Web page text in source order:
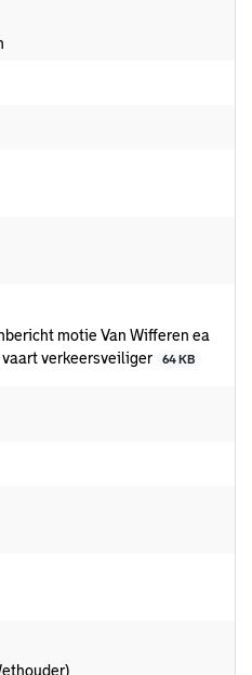
motie Van Wifferen ea
verkeersveiliger
64 KB